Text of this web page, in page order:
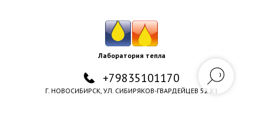
Лаборатория тепла
+79835101170
Г. НОВОСИБИРСК, УЛ. СИБИРЯКОВ-ГВАРДЕЙЦЕВ 52 К1